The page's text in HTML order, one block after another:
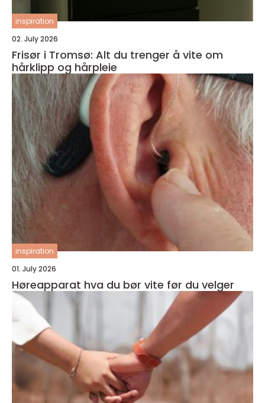
inspiration
02. July 2026
Frisør i Tromsø: Alt du trenger å vite om
hårklipp og hårpleie
inspiration
01. July 2026
Høreapparat hva du bør vite før du velger